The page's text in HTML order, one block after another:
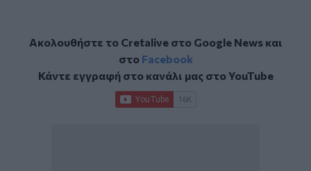
Ακολουθήστε το Cretalive στο Google Newsκαι
στο Facebook
Κάντε εγγραφή στο κανάλι μας στοYouTube